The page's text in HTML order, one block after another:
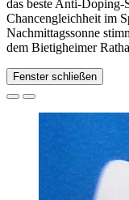
das beste Anti-Doping-
Chancengleichheit im
Nachmittagssonne
dem Bietigheimer
Fenster schließen